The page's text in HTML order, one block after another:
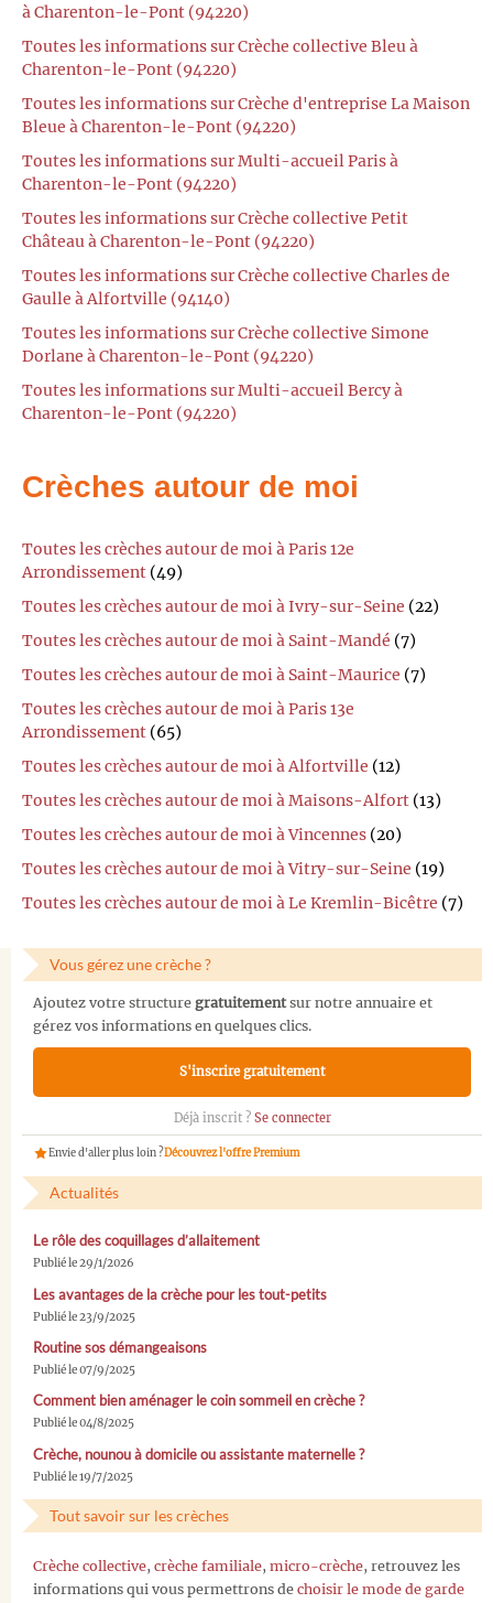
à Charenton-le-Pont (94220)
Toutes les informations sur Crèche collective Bleu à
Charenton-le-Pont (94220)
Toutes les informations sur Crèche d'entreprise La Maison
Bleue à Charenton-le-Pont (94220)
Toutes les informations sur Multi-accueil Paris à
Charenton-le-Pont (94220)
Toutes les informations sur Crèche collective Petit
Château à Charenton-le-Pont (94220)
Toutes les informations sur Crèche collective Charles de
Gaulle à Alfortville (94140)
Toutes les informations sur Crèche collective Simone
Dorlane à Charenton-le-Pont (94220)
Toutes les informations sur Multi-accueil Bercy à
Charenton-le-Pont (94220)
Crèches autour de moi
Toutes les crèches autour de moi à Paris 12e
Arrondissement (49)
Toutes les crèches autour de moi à Ivry-sur-Seine (22)
Toutes les crèches autour de moi à Saint-Mandé (7)
Toutes les crèches autour de moi à Saint-Maurice (7)
Toutes les crèches autour de moi à Paris 13e
Arrondissement (65)
Toutes les crèches autour de moi à Alfortville (12)
Toutes les crèches autour de moi à Maisons-Alfort (13)
Toutes les crèches autour de moi à Vincennes (20)
Toutes les crèches autour de moi à Vitry-sur-Seine (19)
Toutes les crèches autour de moi à Le Kremlin-Bicêtre (7)
Vous gérez une crèche ?
Ajoutez votre structure gratuitementsur notre annuaire et
gérez vos informations en quelques clics.
S'inscrire gratuitement
Déjà inscrit ? Se connecter
Envie d'aller plus loin ?Découvrez l'offre Premium
Actualités
Le rôle des coquillages d’allaitement
Publié le 29/1/2026
Les avantages de la crèche pour les tout-petits
Publié le 23/9/2025
Routine sos démangeaisons
Publié le 07/9/2025
Comment bien aménager le coin sommeil en crèche ?
Publié le 04/8/2025
Crèche, nounou à domicile ou assistante maternelle ?
Publié le 19/7/2025
Tout savoir sur les crèches
Crèche collective, crèche familiale, micro-crèche, retrouvez les
informations qui vous permettrons de choisir le mode de garde